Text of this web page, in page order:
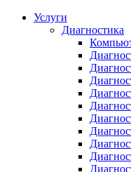
Услуги
Диагностика